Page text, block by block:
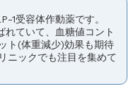
1受容体作動薬です。
れていて、血糖値コント
ト(体重減少)効果も期待
ニックでも注目を集めて